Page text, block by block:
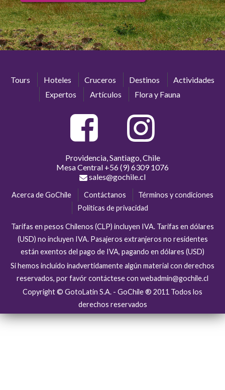
Tours Hoteles Cruceros Destinos
Actividades
Expertos
Artículos Flora y Fauna
Providencia, Santiago, Chile
Mesa Central +56 (9) 6309 1076
sales@gochile.cl
Acerca de GoChile Contáctanos
Términos y condiciones
Políticas de privacidad
Tarifas en pesos Chilenos (CLP) incluyen IVA. Tarifas en dólares
(USD) no incluyen IVA. Pasajeros extranjeros no residentes
están exentos del pago de IVA, pagando en dólares (USD)
Si hemos incluído inadvertidamente algún material con derechos
reservados, por favór contáctese con webadmin@gochile.cl
Copyright © GotoLatin S.A. - GoChile ® 2011 Todos los
derechos reservados